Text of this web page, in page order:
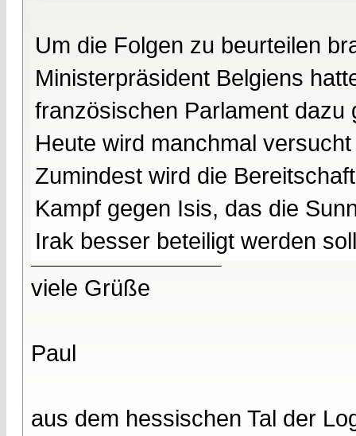
Um die Folgen zu beurteilen
Ministerpräsident Belgiens
französischen Parlament dazu
Heute wird manchmal
Zumindest wird die
Kampf gegen Isis, das die
Irak besser beteiligt werden
viele Grüße
Paul
aus dem hessischen Tal der